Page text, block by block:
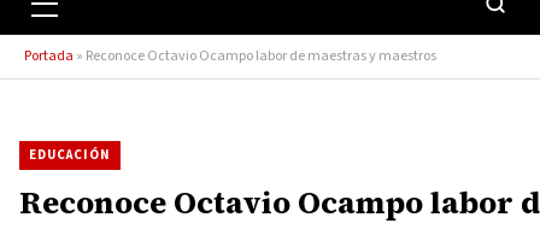
Portada » Reconoce Octavio Ocampo labor de maestras y maestros
EDUCACIÓN
Reconoce Octavio Ocampo labor